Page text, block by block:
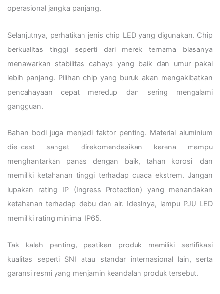
operasional jangka panjang.
Selanjutnya, perhatikan jenis chip LED yang digunakan. Chip
berkualitas tinggi seperti dari merek ternama biasanya
menawarkan stabilitas cahaya yang baik dan umur pakai
lebih panjang. Pilihan chip yang buruk akan mengakibatkan
pencahayaan cepat meredup dan sering mengalami
gangguan.
Bahan bodi juga menjadi faktor penting. Material aluminium
die-cast sangat direkomendasikan karena mampu
menghantarkan panas dengan baik, tahan korosi, dan
memiliki ketahanan tinggi terhadap cuaca ekstrem. Jangan
lupakan rating IP (Ingress Protection) yang menandakan
ketahanan terhadap debu dan air. Idealnya, lampu PJU LED
memiliki rating minimal IP65.
Tak kalah penting, pastikan produk memiliki sertifikasi
kualitas seperti SNI atau standar internasional lain, serta
garansi resmi yang menjamin keandalan produk tersebut.